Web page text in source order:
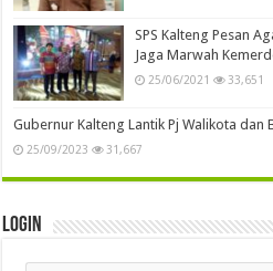
SPS Kalteng Pesan
Jaga Marwah
25/06/2021 33,651
Gubernur Kalteng Lantik Pj Walikota dan
25/09/2023 31,667
Login